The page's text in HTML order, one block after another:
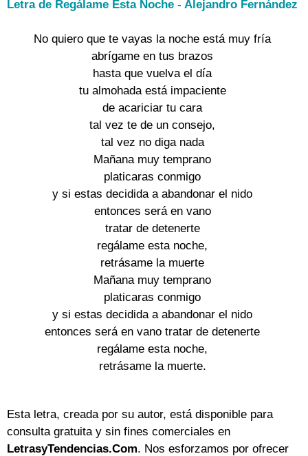
Letra de Regálame Esta Noche - Alejandro Fernández
No quiero que te vayas la noche está muy fría
abrígame en tus brazos
hasta que vuelva el día
tu almohada está impaciente
de acariciar tu cara
tal vez te de un consejo,
tal vez no diga nada
Mañana muy temprano
platicaras conmigo
y si estas decidida a abandonar el nido
entonces será en vano
tratar de detenerte
regálame esta noche,
retrásame la muerte
Mañana muy temprano
platicaras conmigo
y si estas decidida a abandonar el nido
entonces será en vano tratar de detenerte
regálame esta noche,
retrásame la muerte.
Esta letra, creada por su autor, está disponible para
consulta gratuita y sin fines comerciales en
LetrasyTendencias.Com. Nos esforzamos por ofrecer